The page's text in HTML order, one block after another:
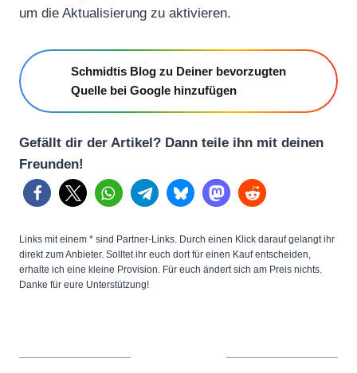
um die Aktualisierung zu aktivieren.
Schmidtis Blog zu Deiner bevorzugten
Quelle bei Google hinzufügen
Gefällt dir der Artikel? Dann teile ihn mit deinen
Freunden!
Links mit einem * sind Partner-Links. Durch einen Klick darauf gelangt ihr
direkt zum Anbieter. Solltet ihr euch dort für einen Kauf entscheiden,
erhalte ich eine kleine Provision. Für euch ändert sich am Preis nichts.
Danke für eure Unterstützung!